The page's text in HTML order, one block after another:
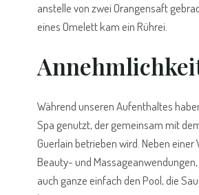
anstelle von zwei Orangensaft
eines Omelett kam ein Rührei.
Während unseren Aufenthaltes
Spa genutzt, der gemeinsam mit
Guerlain betrieben wird. Neben einer
Beauty- und
auch ganze einfach den Pool, die